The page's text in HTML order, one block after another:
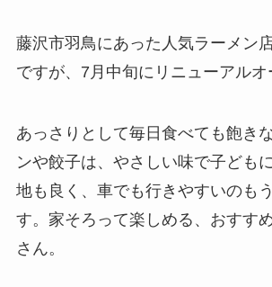
藤沢市羽鳥にあった人気ラーメン
ですが、7月中旬にリニューアルオ
あっさりとして毎日食べても飽き
ンや餃子は、やさしい味で子ども
地も良く、車でも行きやすいのも
す。家そろって楽しめる、おすす
さん。